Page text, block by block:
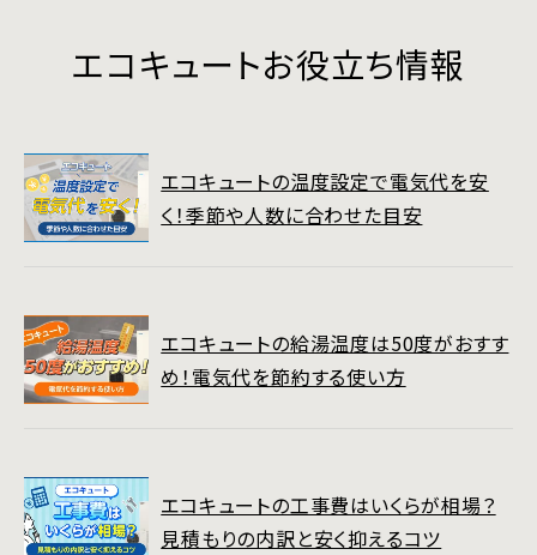
エコキュートお役立ち情報
エコキュートの温度設定で電気代を安
く！季節や人数に合わせた目安
エコキュートの給湯温度は50度がおすす
め！電気代を節約する使い方
エコキュートの工事費はいくらが相場？
見積もりの内訳と安く抑えるコツ